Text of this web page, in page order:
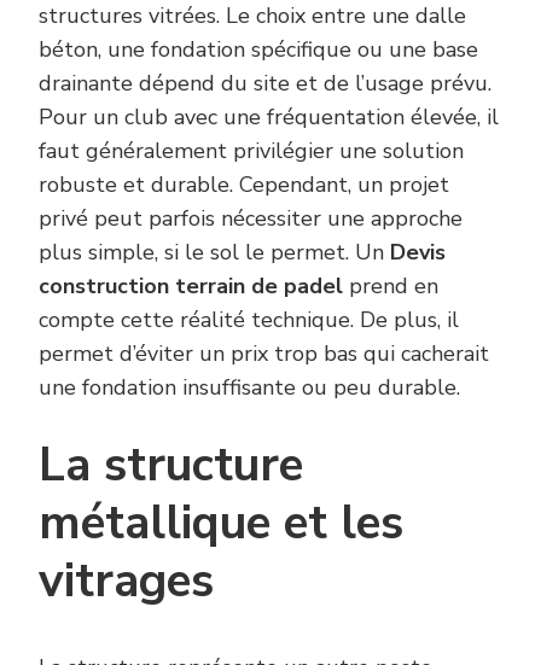
structures vitrées. Le choix entre une dalle
béton, une fondation spécifique ou une base
drainante dépend du site et de l’usage prévu.
Pour un club avec une fréquentation élevée, il
faut généralement privilégier une solution
robuste et durable. Cependant, un projet
privé peut parfois nécessiter une approche
plus simple, si le sol le permet. Un Devis
construction terrain de padel prend en
compte cette réalité technique. De plus, il
permet d’éviter un prix trop bas qui cacherait
une fondation insuffisante ou peu durable.
La structure
métallique et les
vitrages